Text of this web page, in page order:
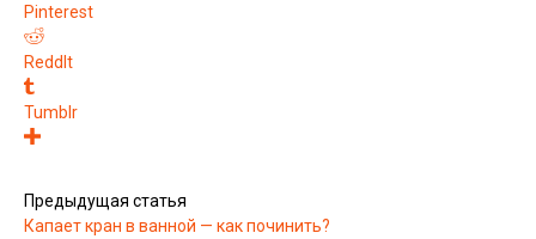
Pinterest
ReddIt
Tumblr
Предыдущая статья
Капает кран в ванной — как починить?